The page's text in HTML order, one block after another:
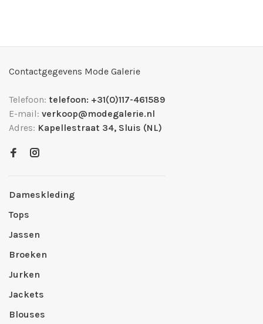
Contactgegevens Mode Galerie
Telefoon: telefoon: +31(0)117-461589
E-mail: verkoop@modegalerie.nl
Adres: Kapellestraat 34, Sluis (NL)
Dameskleding
Tops
Jassen
Broeken
Jurken
Jackets
Blouses